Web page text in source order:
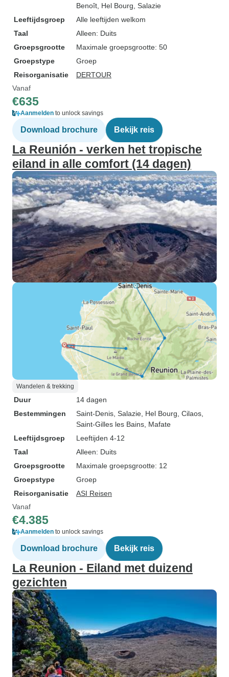
Benoît , Hel Bourg , Salazie
Leeftijdsgroep
Alle leeftijden welkom
Taal
Alleen: Duits
Groepsgrootte
Maximale groepsgrootte: 50
Groepstype
Groep
Reisorganisatie
DERTOUR
Vanaf
€635
Aanmelden to unlock savings
Download brochure Bekijk reis
La Reunión - verken het tropische
eiland in alle comfort (14 dagen)
Wandelen & trekking
Duur
14 dagen
Bestemmingen
Saint-Denis , Salazie , Hel Bourg , Cilaos
Saint-Gilles les Bains , Mafate
Leeftijdsgroep
Leeftijden 4-12
Taal
Alleen: Duits
Groepsgrootte
Maximale groepsgrootte: 12
Groepstype
Groep
Reisorganisatie
ASI Reisen
Vanaf
€4.385
Aanmelden to unlock savings
Download brochure Bekijk reis
La Reunion - Eiland met duizend
gezichten